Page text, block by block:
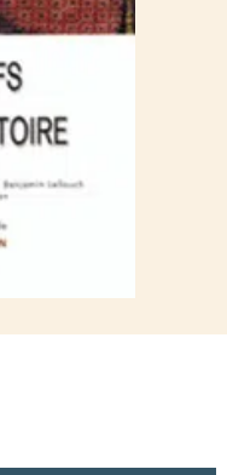
qui le sujet était nouveau
du judaïsme. A la
et appartenance, il
façonner le devenir des
à la naissance d’un
l’Islam médiéval à l’époque
d’Espagne, l’émancipation